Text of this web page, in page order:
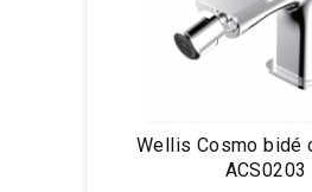
Wellis Cosmo bidé
ACS0203